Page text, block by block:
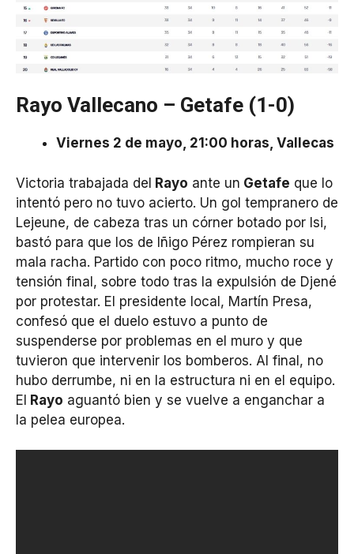
Rayo Vallecano – Getafe (1-0)
Viernes 2 de mayo, 21:00 horas, Vallecas
Victoria trabajada del Rayo ante un Getafe que lo
intentó pero no tuvo acierto. Un gol tempranero de
Lejeune, de cabeza tras un córner botado por Isi,
bastó para que los de Iñigo Pérez rompieran su
mala racha. Partido con poco ritmo, mucho roce y
tensión final, sobre todo tras la expulsión de Djené
por protestar. El presidente local, Martín Presa,
confesó que el duelo estuvo a punto de
suspenderse por problemas en el muro y que
tuvieron que intervenir los bomberos. Al final, no
hubo derrumbe, ni en la estructura ni en el equipo.
El Rayo aguantó bien y se vuelve a enganchar a
la pelea europea.